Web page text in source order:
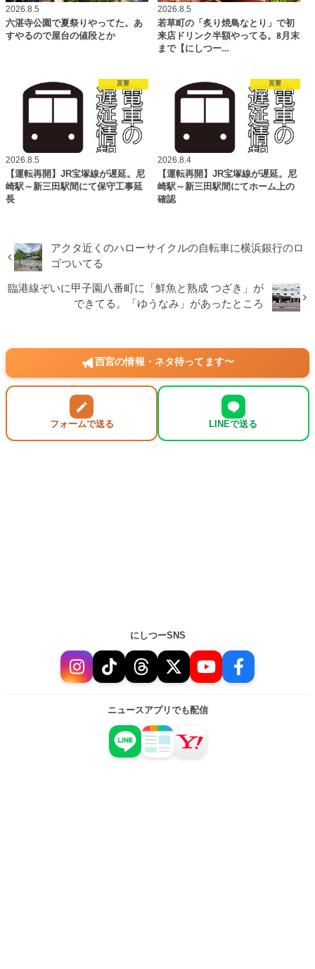
2026.8.5
六湛寺公園で夏祭りやってた。あ
すやるので屋台の値段とか
2026.8.5
若草町の「炙り焼鳥なとり」で初
来店ドリンク半額やってる。8月末
まで【にしつー…
災害
2026.8.5
【運転再開】JR宝塚線が遅延。尼
崎駅～新三田駅間にて保守工事延
長
災害
2026.8.4
【運転再開】JR宝塚線が遅延。尼
崎駅～新三田駅間にてホーム上の
確認
アクタ近くのハローサイクルの自転車に横浜銀行のロ
ゴついてる
臨港線ぞいに甲子園八番町に「鮮魚と熟成 つざき」が
できてる。「ゆうなみ」があったところ
西宮の情報・ネタ待ってます〜
フォームで送る LINEで送る
にしつーSNS
ニュースアプリでも配信